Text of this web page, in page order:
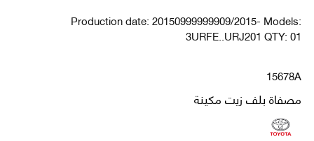
Production date: 20150999999909/2015- Models:
3URFE..URJ201 QTY: 01
15678A
مصفاة بلف زيت مكينة